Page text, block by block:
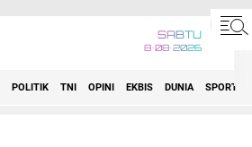
SABTU
8•08•2026
POLITIK TNI OPINI EKBIS DUNIA SPORT